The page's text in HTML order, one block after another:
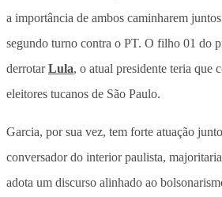
a importância de ambos caminharem
segundo turno contra o PT. O filho 01 do
derrotarLula, o atual presidente teria que
eleitores tucanos de São Paulo.
Garcia, por sua vez, tem forte atuação
conversador do interior paulista,
adota um discurso alinhado ao